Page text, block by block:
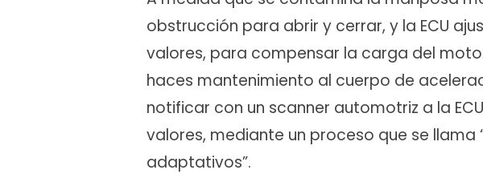
obstrucción para abrir y cerrar, y la ECU
valores, para compensar la carga del
haces mantenimiento al cuerpo de
notificar con un scanner automotriz a la
valores, mediante un proceso que se llama
adaptativos”.